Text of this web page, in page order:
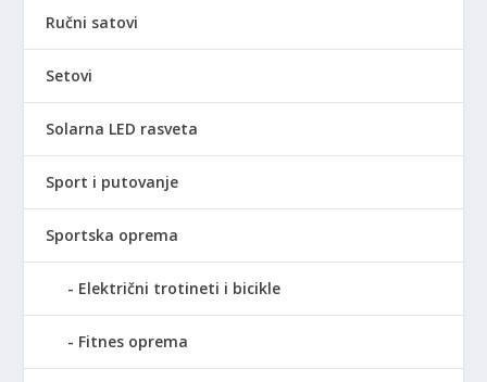
Ručni satovi
Setovi
Solarna LED rasveta
Sport i putovanje
Sportska oprema
Električni trotineti i bicikle
Fitnes oprema